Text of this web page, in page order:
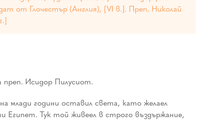
от Глочестър (Англия), [VІ в.]. Преп. Николай
Исидор Пилусиот.
млади години оставил света, като желаел
Египет. Тук той живеел в строго въздържание,